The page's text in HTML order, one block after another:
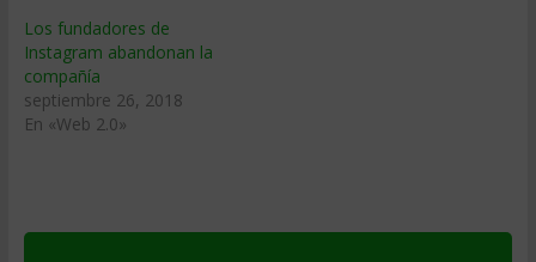
Los fundadores de
Instagram abandonan la
compañía
septiembre 26, 2018
En «Web 2.0»